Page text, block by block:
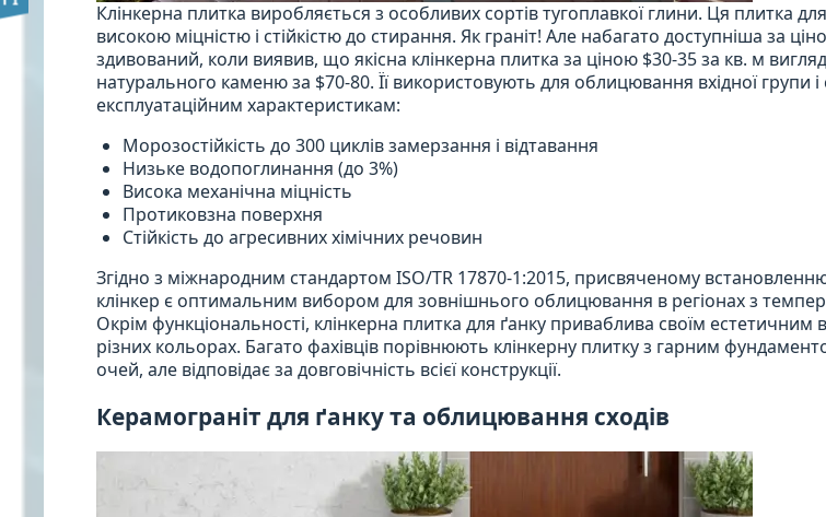
Клінкерна плитка виробляється з особливих сортів тугоплавкої глини. Ця плитка для
високою міцністю і стійкістю до стирання. Як граніт! Але набагато доступніша за
здивований, коли виявив, що якісна клінкерна плитка за ціною $30-35 за кв. м
натурального каменю за $70-80. Її використовують для облицювання вхідної групи і
експлуатаційним характеристикам:
Морозостійкість до 300 циклів замерзання і відтавання
Низьке водопоглинання (до 3%)
Висока механічна міцність
Протиковзна поверхня
Стійкість до агресивних хімічних речовин
Згідно з міжнародним стандартом ISO/TR 17870-1:2015, присвяченому
клінкер є оптимальним вибором для зовнішнього облицювання в регіонах з
Окрім функціональності, клінкерна плитка для ґанку приваблива своїм естетичним
різних кольорах. Багато фахівців порівнюють клінкерну плитку з гарним
очей, але відповідає за довговічність всієї конструкції.
Керамограніт для ґанку та облицювання сходів